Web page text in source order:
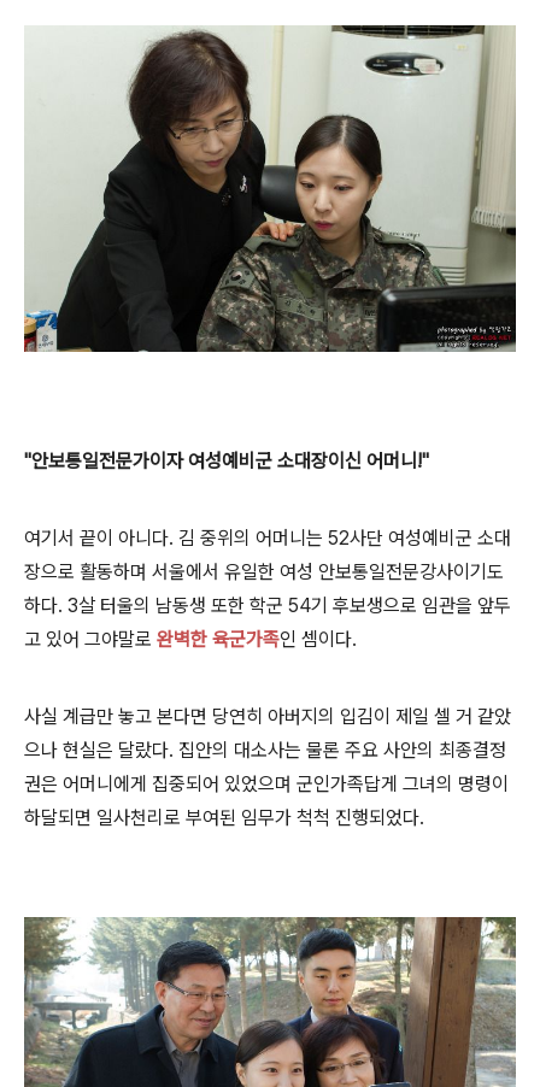
"안보통일전문가이자 여성예비군 소대장이신 어머니!"
여기서 끝이 아니다. 김 중위의 어머니는 52사단 여성예비군 소대
장으로 활동하며 서울에서 유일한 여성 안보통일전문강사이기도
하다. 3살 터울의 남동생 또한 학군 54기 후보생으로 임관을 앞두
고 있어 그야말로 완벽한 육군가족인 셈이다.
사실 계급만 놓고 본다면 당연히 아버지의 입김이 제일 셀 거 같았
으나 현실은 달랐다. 집안의 대소사는 물론 주요 사안의 최종결정
권은 어머니에게 집중되어 있었으며 군인가족답게 그녀의 명령이
하달되면 일사천리로 부여된 임무가 척척 진행되었다.